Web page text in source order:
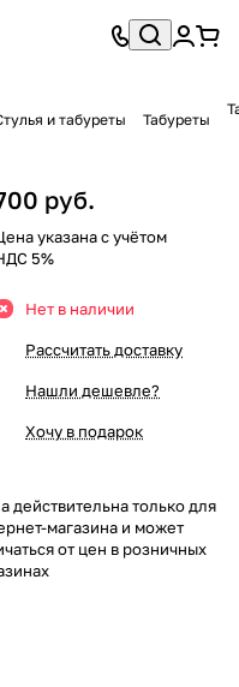
и табуреты Табуреты
руб.
указана с учётом
5%
Нет в наличии
Рассчитать доставку
Нашли дешевле?
Хочу в подарок
действительна только для
магазина и может
от цен в розничных